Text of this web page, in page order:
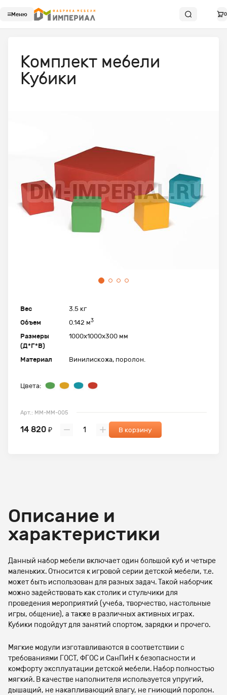
Меню 0
Вес
3.5 кг
Объем
0.142 м3
Размеры
(Д*Г*В)
1000х1000х300 мм
Материал Винилискожа, поролон.
Цвета:
Арт.: ММ-ММ-005
14 820 ₽ В корзину
Комплект мебели
Кубики
Описание и
характеристики
Данный набор мебели включает один большой куб и четыре
маленьких. Относится к игровой серии детской мебели, т.е.
может быть использован для разных задач. Такой наборчик
можно задействовать как столик и стульчики для
проведения мероприятий (учеба, творчество, настольные
игры, общение), а также в различных активных играх.
Кубики подойдут для занятий спортом, зарядки и прочего.
Мягкие модули изготавливаются в соответствии с
требованиями ГОСТ, ФГОС и СанПиН к безопасности и
комфорту эксплуатации детской мебели. Набор полностью
мягкий. В качестве наполнителя используется упругий,
дышащий, не накапливающий влагу, не гниющий поролон.